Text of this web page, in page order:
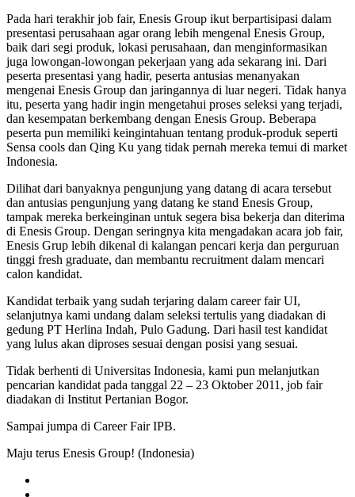
Pada hari terakhir job fair, Enesis Group ikut berpartisipasi dalam
presentasi perusahaan agar orang lebih mengenal Enesis Group,
baik dari segi produk, lokasi perusahaan, dan menginformasikan
juga lowongan-lowongan pekerjaan yang ada sekarang ini. Dari
peserta presentasi yang hadir, peserta antusias menanyakan
mengenai Enesis Group dan jaringannya di luar negeri. Tidak hanya
itu, peserta yang hadir ingin mengetahui proses seleksi yang terjadi,
dan kesempatan berkembang dengan Enesis Group. Beberapa
peserta pun memiliki keingintahuan tentang produk-produk seperti
Sensa cools dan Qing Ku yang tidak pernah mereka temui di market
Indonesia.
Dilihat dari banyaknya pengunjung yang datang di acara tersebut
dan antusias pengunjung yang datang ke stand Enesis Group,
tampak mereka berkeinginan untuk segera bisa bekerja dan diterima
di Enesis Group. Dengan seringnya kita mengadakan acara job fair,
Enesis Grup lebih dikenal di kalangan pencari kerja dan perguruan
tinggi fresh graduate, dan membantu recruitment dalam mencari
calon kandidat.
Kandidat terbaik yang sudah terjaring dalam career fair UI,
selanjutnya kami undang dalam seleksi tertulis yang diadakan di
gedung PT Herlina Indah, Pulo Gadung. Dari hasil test kandidat
yang lulus akan diproses sesuai dengan posisi yang sesuai.
Tidak berhenti di Universitas Indonesia, kami pun melanjutkan
pencarian kandidat pada tanggal 22 – 23 Oktober 2011, job fair
diadakan di Institut Pertanian Bogor.
Sampai jumpa di Career Fair IPB.
Maju terus Enesis Group! (Indonesia)